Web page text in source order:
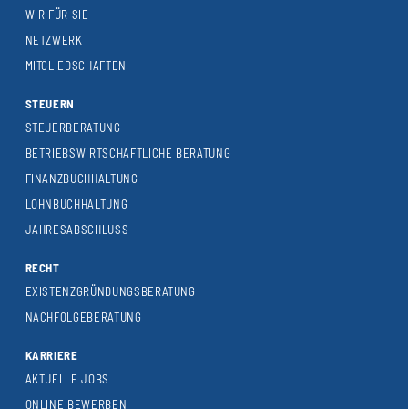
WIR FÜR SIE
NETZWERK
MITGLIEDSCHAFTEN
STEUERN
STEUERBERATUNG
BETRIEBSWIRTSCHAFTLICHE BERATUNG
FINANZBUCHHALTUNG
LOHNBUCHHALTUNG
JAHRESABSCHLUSS
RECHT
EXISTENZGRÜNDUNGSBERATUNG
NACHFOLGEBERATUNG
KARRIERE
AKTUELLE JOBS
ONLINE BEWERBEN